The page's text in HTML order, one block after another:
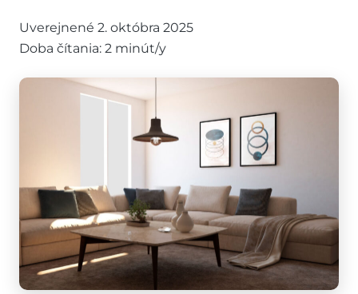
Uverejnené 2. októbra 2025
Doba čítania: 2 minút/y